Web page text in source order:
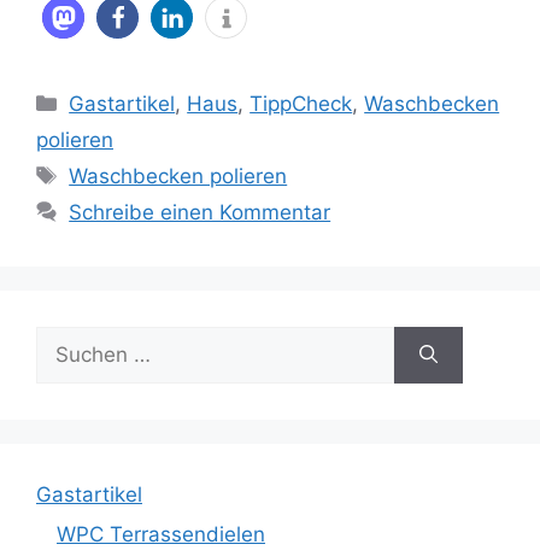
Kategorien
Gastartikel, Haus,TippCheck,Waschbecken
polieren
Schlagwörter
Waschbecken polieren
Schreibe einen Kommentar
nach:
Gastartikel
WPC Terrassendielen